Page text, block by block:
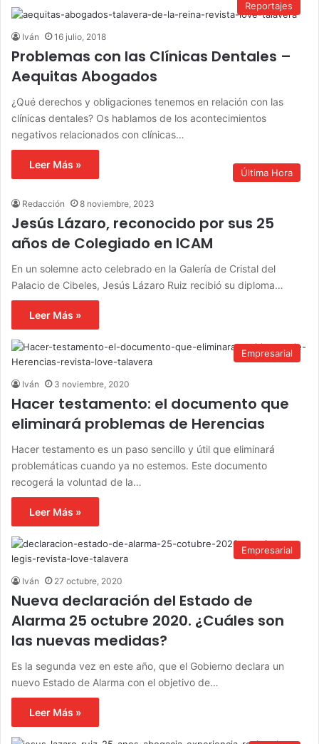
Reportajes
Iván 16 julio, 2018
Problemas con las Clínicas Dentales –
Aequitas Abogados
¿Qué derechos y obligaciones tenemos en relación con las
clínicas dentales? Os hablamos de los acontecimientos
negativos relacionados con clínicas…
Leer Más »
Última Hora
Redacción 8 noviembre, 2023
Jesús Lázaro, reconocido por sus 25
años de Colegiado en ICAM
En un solemne acto celebrado en la Galería de Cristal del
Palacio de Cibeles, Jesús Lázaro Ruiz recibió su diploma…
Leer Más »
Empresarial
Iván 3 noviembre, 2020
Hacer testamento: el documento que
eliminará problemas de Herencias
Hacer testamento es un paso sencillo y útil que eliminará
problemáticas cuando ya no estemos. Este documento
recogerá la voluntad de la…
Leer Más »
Empresarial
Iván 27 octubre, 2020
Nueva declaración del Estado de
Alarma 25 octubre 2020. ¿Cuáles son
las nuevas medidas?
Es la segunda vez en este año, que el Gobierno declara un
nuevo Estado de Alarma con el objetivo de…
Leer Más »